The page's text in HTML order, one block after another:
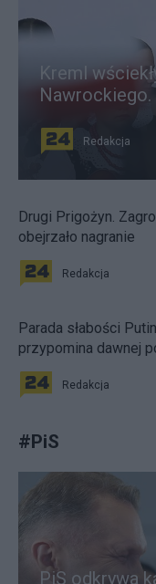
Kreml
Nawrockiego.
Redakcja
Drugi Prigożyn.
obejrzało nagranie
Redakcja
Parada słabości
przypomina dawnej
Redakcja
#PiS
PiS odkrywa